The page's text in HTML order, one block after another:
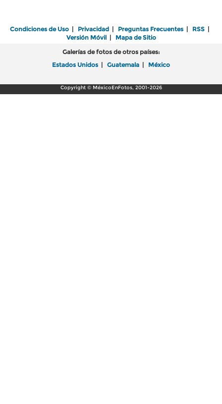
Condiciones de Uso | Privacidad | Preguntas Frecuentes | RSS |
Versión Móvil| Mapa de Sitio
Galerías de fotos de otros países:
Estados Unidos | Guatemala | México
Copyright © MéxicoEnFotos, 2001-2026